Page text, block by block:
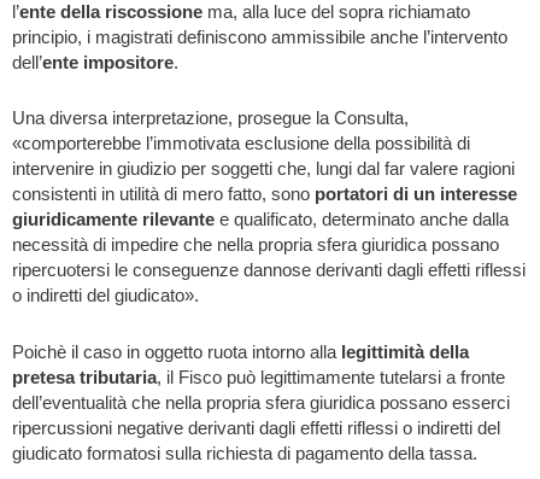
l’ente della riscossione ma, alla luce del sopra richiamato
principio, i magistrati definiscono ammissibile anche l’intervento
dell’ente impositore.
Una diversa interpretazione, prosegue la Consulta,
«comporterebbe l’immotivata esclusione della possibilità di
intervenire in giudizio per soggetti che, lungi dal far valere ragioni
consistenti in utilità di mero fatto, sono portatori di un interesse
giuridicamente rilevante e qualificato, determinato anche dalla
necessità di impedire che nella propria sfera giuridica possano
ripercuotersi le conseguenze dannose derivanti dagli effetti riflessi
o indiretti del giudicato».
Poichè il caso in oggetto ruota intorno alla legittimità della
pretesa tributaria, il Fisco può legittimamente tutelarsi a fronte
dell’eventualità che nella propria sfera giuridica possano esserci
ripercussioni negative derivanti dagli effetti riflessi o indiretti del
giudicato formatosi sulla richiesta di pagamento della tassa.